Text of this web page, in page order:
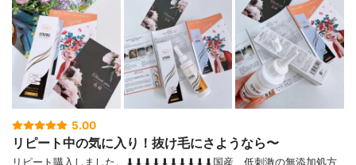
5.00
リピート中の気に入り！抜け毛にさようなら〜
リピート購入しました。⬇︎⬇︎⬇︎⬇︎⬇︎⬇︎⬇︎⬇︎⬇︎⬇︎国産、低刺激の無添加処方